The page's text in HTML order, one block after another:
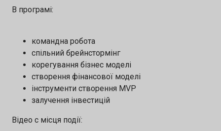
В програмі:
командна робота
спільний брейнстормінг
корегування бізнес моделі
створення фінансової моделі
інструменти створення MVP
залучення інвестицій
Відео с місця події: